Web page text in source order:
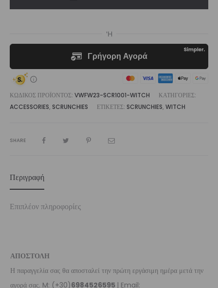
ΚΩΔΙΚΌΣ ΠΡΟΪΌΝΤΟΣ: VWFW23-SCR1001-WITCH
ΚΑΤΗΓΟΡΊΕΣ:
ACCESSORIES, SCRUNCHIES ΕΤΙΚΈΤΕΣ: SCRUNCHIES, WITCH
SHARE
Περιγραφή
Επιπλέον πληροφορίες
ΑΠΟΣΤΟΛΗ
Η παραγγελία σας θα αποσταλεί την πρώτη εργάσιμη ημέρα μετά την
αγορά σας. M: (+30)6984526595 | Email: